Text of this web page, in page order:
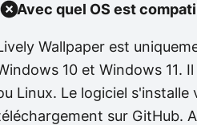
Avec quel OS est
Wallpaper est
10 et Windows 11.
Linux. Le logiciel
sur GitHub.